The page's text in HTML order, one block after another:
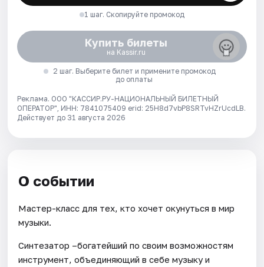
1 шаг. Скопируйте промокод
Купить билеты
на Kassir.ru
2 шаг. Выберите билет и примените промокод
до оплаты
Реклама. ООО "КАССИР.РУ-НАЦИОНАЛЬНЫЙ БИЛЕТНЫЙ
ОПЕРАТОР", ИНН: 7841075409 erid: 25H8d7vbP8SRTvHZrUcdLB.
Действует до 31 августа 2026
О событии
Мастер-класс для тех, кто хочет окунуться в мир
музыки.
Синтезатор –богатейший по своим возможностям
инструмент, объединяющий в себе музыку и